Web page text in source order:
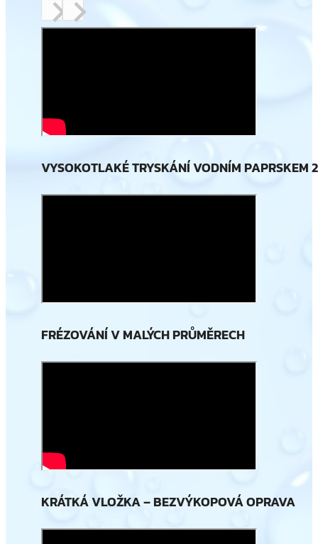
VYSOKOTLAKÉ TRYSKÁNÍ VODNÍM PAPRSKEM
FRÉZOVÁNÍ V MALÝCH PRŮMĚRECH
KRÁTKÁ VLOŽKA – BEZVÝKOPOVÁ OPRAVA